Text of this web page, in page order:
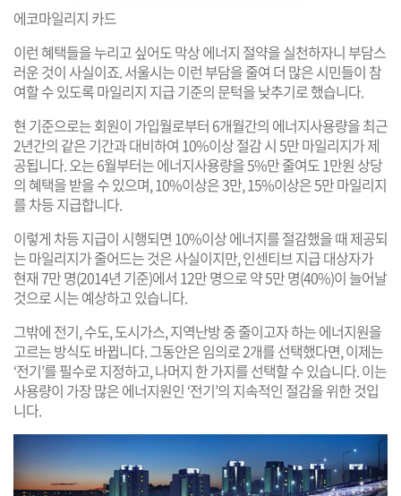
에코마일리지 카드
이런 혜택들을 누리고 싶어도 막상 에너지 절약을 실천하자니 부담스
러운 것이 사실이죠. 서울시는 이런 부담을 줄여 더 많은 시민들이 참
여할 수 있도록 마일리지 지급 기준의 문턱을 낮추기로 했습니다.
현 기준으로는 회원이 가입월로부터 6개월간의 에너지사용량을 최근
2년간의 같은 기간과 대비하여 10%이상 절감 시 5만 마일리지가 제
공됩니다. 오는 6월부터는 에너지사용량을 5%만 줄여도 1만원 상당
의 혜택을 받을 수 있으며, 10%이상은 3만, 15%이상은 5만 마일리지
를 차등 지급합니다.
이렇게 차등 지급이 시행되면 10%이상 에너지를 절감했을 때 제공되
는 마일리지가 줄어드는 것은 사실이지만, 인센티브 지급 대상자가
현재 7만 명(2014년 기준)에서 12만 명으로 약 5만 명(40%)이 늘어날
것으로 시는 예상하고 있습니다.
그밖에 전기, 수도, 도시가스, 지역난방 중 줄이고자 하는 에너지원을
고르는 방식도 바뀝니다. 그동안은 임의로 2개를 선택했다면, 이제는
‘전기’를 필수로 지정하고, 나머지 한 가지를 선택할 수 있습니다. 이는
사용량이 가장 많은 에너지원인 ‘전기’의 지속적인 절감을 위한 것입
니다.